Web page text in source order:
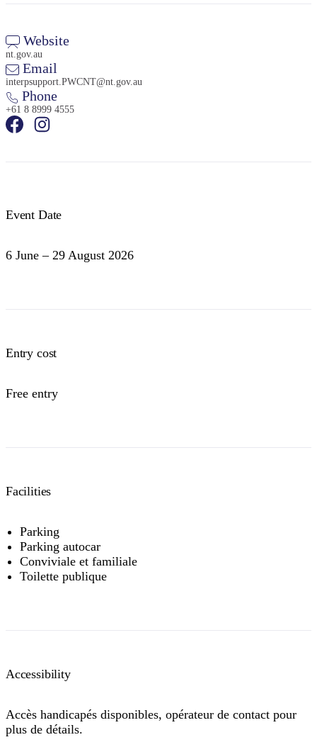
Website
nt.gov.au
Email
interpsupport.PWCNT@nt.gov.au
Phone
+61 8 8999 4555
Event Date
6 June – 29 August 2026
Entry cost
Free entry
Facilities
Parking
Parking autocar
Conviviale et familiale
Toilette publique
Accessibility
Accès handicapés disponibles, opérateur de contact pour
plus de détails.